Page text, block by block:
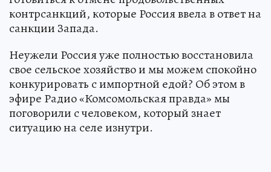
контрсанкций, которые Россия ввела в ответ на
санкции Запада.
Неужели Россия уже полностью восстановила
свое сельское хозяйство и мы можем спокойно
конкурировать с импортной едой? Об этом в
эфире Радио «Комсомольская правда» мы
поговорили с человеком, который знает
ситуацию на селе изнутри.